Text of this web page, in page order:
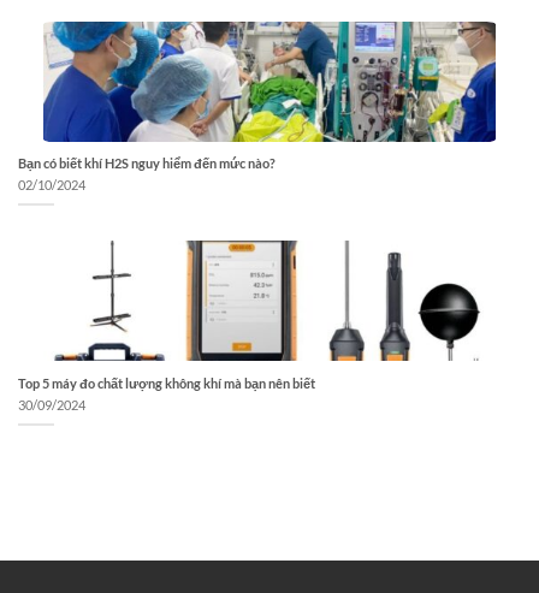
Bạn có biết khí H2S nguy hiểm đến mức nào?
02/10/2024
Top 5 máy đo chất lượng không khí mà bạn nên biết
30/09/2024